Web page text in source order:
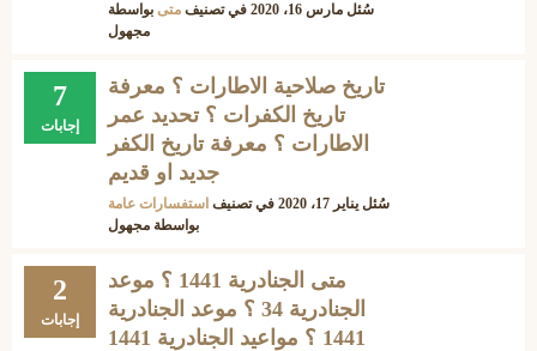
سُئل مارس 16، 2020 في تصنيف متى بواسطة
مجهول
7
إجابات
تاريخ صلاحية الاطارات ؟ معرفة
تاريخ الكفرات ؟ تحديد عمر
الاطارات ؟ معرفة تاريخ الكفر
جديد او قديم
سُئل يناير 17، 2020 في تصنيف استفسارات عامة
بواسطة مجهول
2
إجابات
متى الجنادرية 1441 ؟ موعد
الجنادرية 34 ؟ موعد الجنادرية
1441 ؟ مواعيد الجنادرية 1441